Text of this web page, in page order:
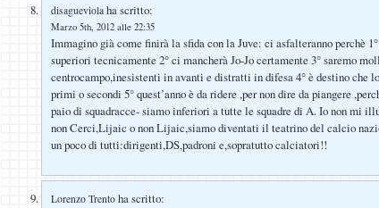
disagueviola ha scritto:
Marzo 5th, 2012 alle 22:35
Immagino già come finirà la sfida con la Juve: ci asfalteranno perchè
superiori tecnicamente 2° ci mancherà Jo-Jo certamente 3° saremo
centrocampo,inesistenti in avanti e distratti in difesa 4° è destino che
primi o secondi 5° quest’anno è da ridere ,per non dire da piangere
paio di squadracce- siamo inferiori a tutte le squadre di A. Io non mi
non Cerci,Lijaic o non Lijaic,siamo diventati il teatrino del calcio
un poco di tutti:dirigenti,DS,padroni e,sopratutto calciatori!!
Lorenzo Trento ha scritto: